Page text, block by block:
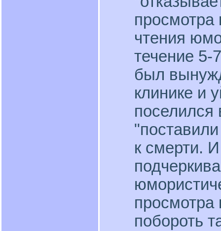
чтения
течение
был
клинике и
поселился
к смерти.
побороть